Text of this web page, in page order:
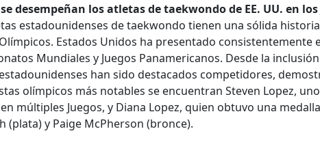
desempeñan los atletas de taekwondo de EE. UU. en los
estadounidenses de taekwondo tienen una sólida
Estados Unidos ha presentado
Mundiales y Juegos Panamericanos. Desde la
han sido destacados competidores,
olímpicos más notables se encuentran Steven Lopez,
múltiples Juegos, y Diana Lopez, quien obtuvo una
(plata) y Paige McPherson (bronce).